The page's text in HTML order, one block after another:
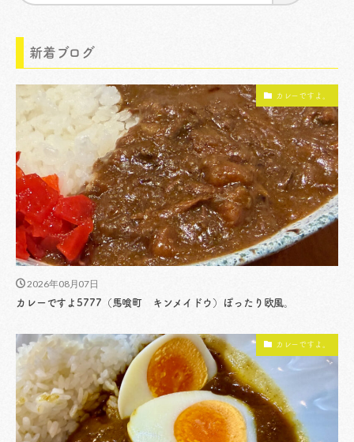
新着ブログ
カレーですよ。
2026年08月07日
カレーですよ5777（馬喰町 キンメイドウ）ぽったり欧風。
カレーですよ。